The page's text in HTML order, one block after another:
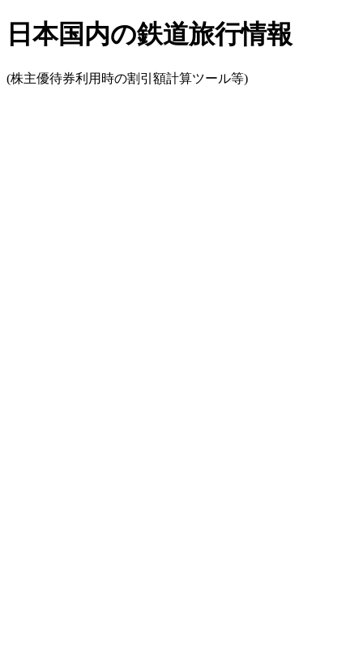
日本国内の鉄道旅行情報
(株主優待券利用時の割引額計算ツール等)